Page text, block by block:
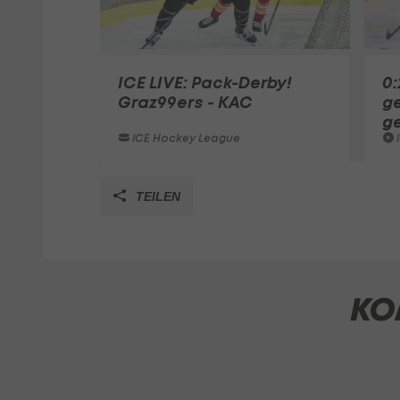
ICE LIVE: Pack-Derby!
Graz99ers - KAC
ICE Hockey League
TEILEN